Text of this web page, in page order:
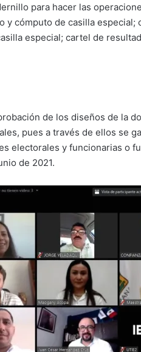
para hacer las
cómputo de casilla
especial; cartel de
de los diseños de la
pues a través de ellos se
electorales y funcionarias o
de 2021.